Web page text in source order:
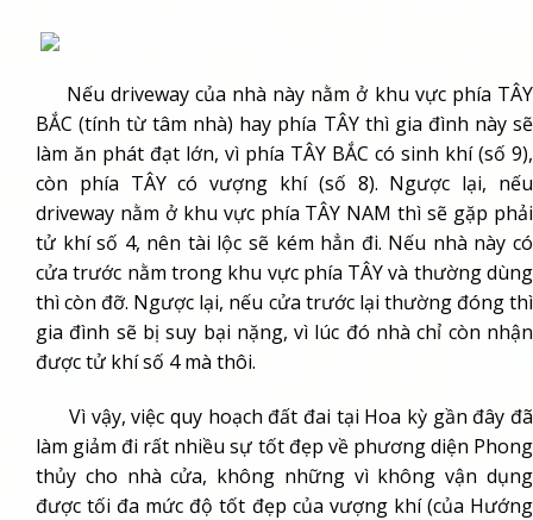
Nếu driveway của nhà này nằm ở khu vực phía TÂY
BẮC (tính từ tâm nhà) hay phía TÂY thì gia đình này sẽ
làm ăn phát đạt lớn, vì phía TÂY BẮC có sinh khí (số 9),
còn phía TÂY có vượng khí (số 8). Ngược lại, nếu
driveway nằm ở khu vực phía TÂY NAM thì sẽ gặp phải
tử khí số 4, nên tài lộc sẽ kém hẳn đi. Nếu nhà này có
cửa trước nằm trong khu vực phía TÂY và thường dùng
thì còn đỡ. Ngược lại, nếu cửa trước lại thường đóng thì
gia đình sẽ bị suy bại nặng, vì lúc đó nhà chỉ còn nhận
được tử khí số 4 mà thôi.
Vì vậy, việc quy hoạch đất đai tại Hoa kỳ gần đây đã
làm giảm đi rất nhiều sự tốt đẹp về phương diện Phong
thủy cho nhà cửa, không những vì không vận dụng
được tối đa mức độ tốt đẹp của vượng khí (của Hướng